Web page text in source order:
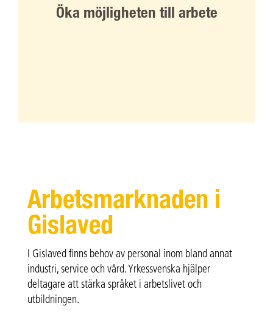
Öka möjligheten till arbete
Arbetsmarknaden i
Gislaved
I Gislaved finns behov av personal inom bland annat
industri, service och vård. Yrkessvenska hjälper
deltagare att stärka språket i arbetslivet och
utbildningen.